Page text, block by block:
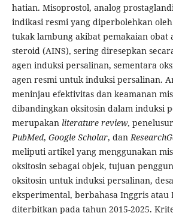
hatian. Misoprostol, analog
indikasi resmi yang diperbolehkan
tukak lambung akibat pemakaian obat
steroid (AINS), sering diresepkan
agen induksi persalinan, sementara
agen resmi untuk induksi persalinan.
meninjau efektivitas dan keamanan
dibandingkan oksitosin dalam induksi
merupakan literature review,
PubMed, Google Scholar, dan
meliputi artikel yang menggunakan
oksitosin sebagai objek, tujuan
oksitosin untuk induksi persalinan,
eksperimental, berbahasa Inggris atau
diterbitkan pada tahun 2015-2025.